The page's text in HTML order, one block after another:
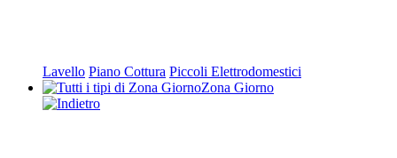
Lavello Piano Cottura Piccoli Elettrodomestici
Zona Giorno